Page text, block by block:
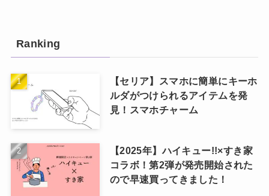
Ranking
【セリア】スマホに簡単にキーホ
ルダがつけられるアイテムを発
見！スマホチャーム
【2025年】ハイキュー!!×すき家
コラボ！第2弾が発売開始された
ので早速買ってきました！